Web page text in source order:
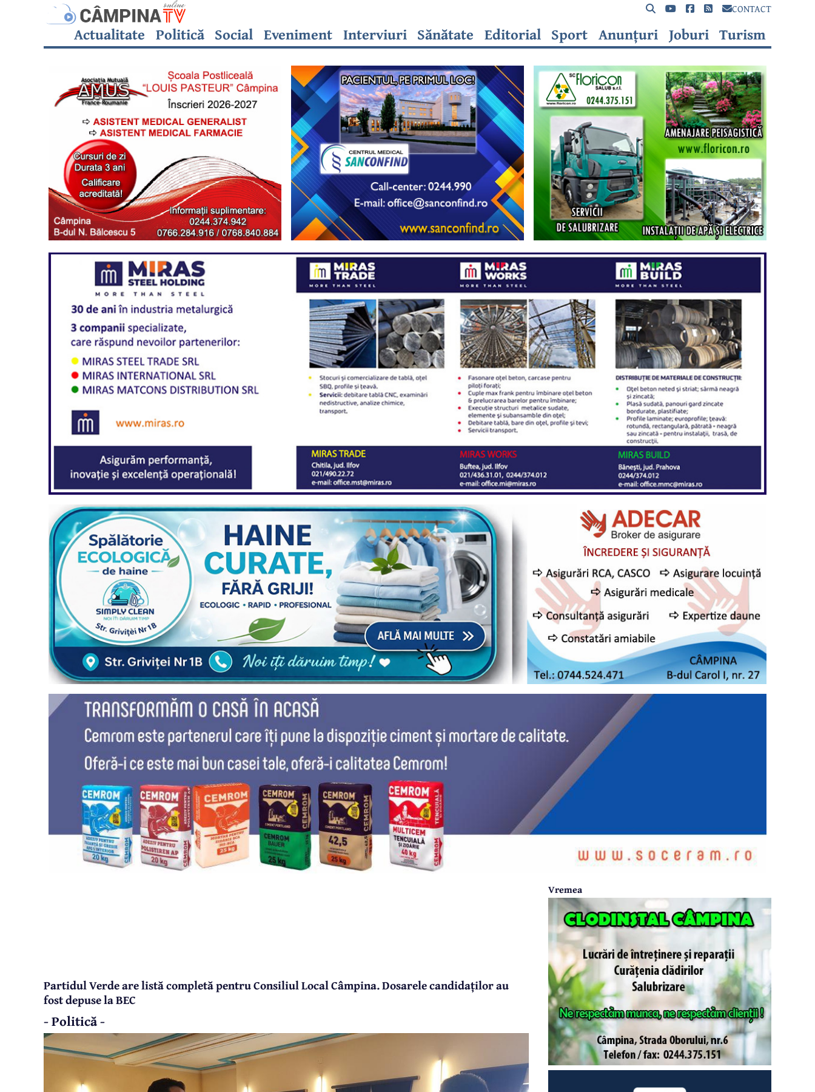
CONTACT
Actualitate Politică Social Eveniment Interviuri Sănătate Editorial Sport Anunțuri Joburi Turism
Partidul Verde are listă completă pentru Consiliul Local Câmpina. Dosarele candidaților au
fost depuse la BEC
- Politică -
Vremea